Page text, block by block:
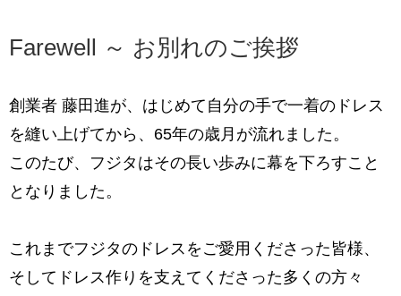
Farewell ～ お別れのご挨拶
創業者 藤田進が、はじめて自分の手で一着のドレス
を縫い上げてから、 65年の歳月が流れました。
このたび、フジタはその長い歩みに幕を下ろすこと
となりました。
これまでフジタのドレスをご愛用くださった皆様、
そして ドレス作りを支えてくださった多くの方々